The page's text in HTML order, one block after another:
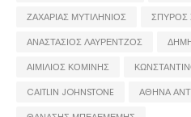
ΖΑΧΑΡΙΑΣ ΜΥΤΙΛΗΝΙΟΣ
ΣΠΥΡΟΣ
ΑΝΑΣΤΑΣΙΟΣ ΛΑΥΡΕΝΤΖΟΣ
ΑΙΜΙΛΙΟΣ ΚΟΜΙΝΗΣ
CAITLIN JOHNSTONE
ΑΘΗΝΑ